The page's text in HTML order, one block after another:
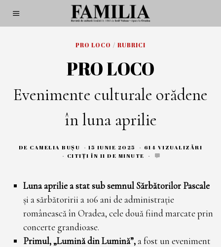
PRO LOCO / RUBRICI
PRO LOCO
Evenimente culturale orădene
în luna aprilie
DE CAMELIA BUȘU 15 IUNIE 2025
5
I
2
2
614 VIZUALIZĂRI
CITIȚI ÎN 11 DE MINUTE
Luna aprilie a stat sub semnul Sărbătorilor Pascale
și a sărbătoririi a 106 ani de administrație
românească în Oradea, cele două fiind marcate prin
concerte grandioase.
Primul, „Lumină din Lumină”,a fost un eveniment